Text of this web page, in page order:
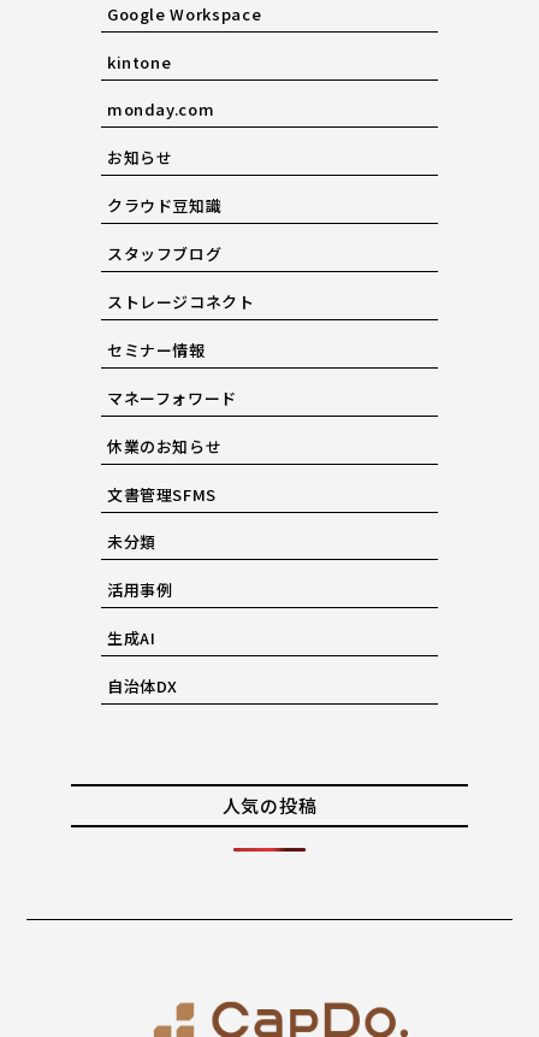
Google Workspace
kintone
monday.com
お知らせ
クラウド豆知識
スタッフブログ
ストレージコネクト
セミナー情報
マネーフォワード
休業のお知らせ
文書管理SFMS
未分類
活用事例
生成AI
自治体DX
人気の投稿